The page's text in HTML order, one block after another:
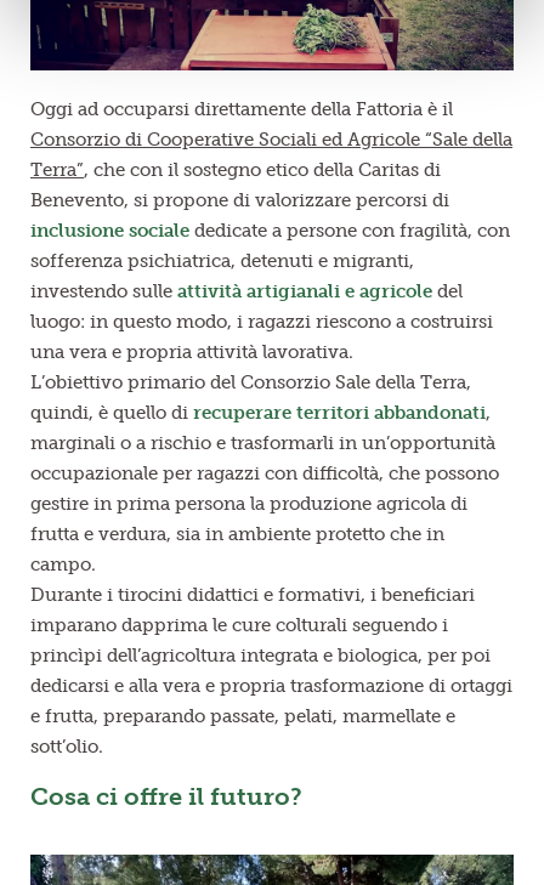
Oggi ad occuparsi direttamente della Fattoria è il
Consorzio di Cooperative Sociali ed Agricole “Sale della
Terra”, che con il sostegno etico della Caritas di
Benevento, si propone di valorizzare percorsi di
inclusione sociale dedicate a persone con fragilità, con
sofferenza psichiatrica, detenuti e migranti,
investendo sulle attività artigianali e agricole del
luogo: in questo modo, i ragazzi riescono a costruirsi
una vera e propria attività lavorativa.
L’obiettivo primario del Consorzio Sale della Terra,
quindi, è quello di recuperare territori abbandonati,
marginali o a rischio e trasformarli in un’opportunità
occupazionale per ragazzi con difficoltà, che possono
gestire in prima persona la produzione agricola di
frutta e verdura, sia in ambiente protetto che in
campo.
Durante i tirocini didattici e formativi, i beneficiari
imparano dapprima le cure colturali seguendo i
princìpi dell’agricoltura integrata e biologica, per poi
dedicarsi e alla vera e propria trasformazione di ortaggi
e frutta, preparando passate, pelati, marmellate e
sott’olio.
Cosa ci offre il futuro?